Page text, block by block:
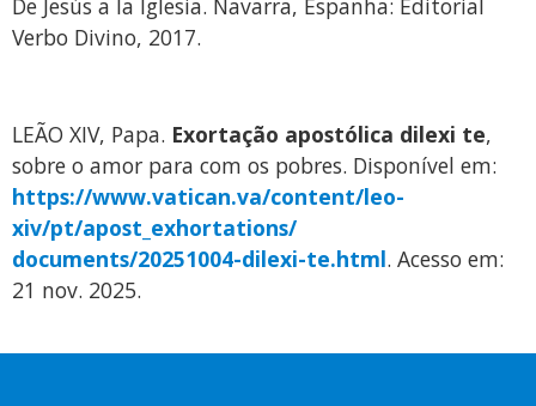
De Jesús a la Iglesia. Navarra, Espanha: Editorial
Verbo Divino, 2017.
LEÃO XIV, Papa. Exortação apostólica dilexi te,
sobre o amor para com os pobres. Disponível em:
https://www.vatican.va/content/leo-
xiv/pt/apost_exhortations/
documents/20251004-dilexi-te.html. Acesso em:
21 nov. 2025.